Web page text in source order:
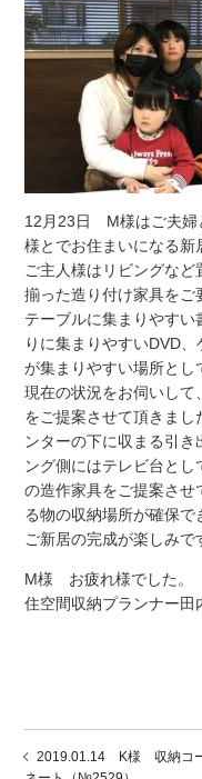
12月23日 M様はご夫婦
様とでお住まいになる新
ご主人様はリビングなど
揃った造り付け家具を
テーブルに集まりやすい
りに集まりやすいDVD
が集まりやすい場所とし
現在の状況をお伺いし
をご提案させて頂きまし
ンターの下に収まる引
ング側にはテレビ台と
の造作家具をご提案させ
る物の収納場所が確保で
ご新居の完成が楽しみで
M様 お疲れ様でした。
住空間収納プランナー田
2019.01.14 K様 収納コ